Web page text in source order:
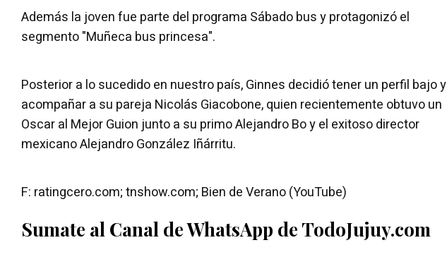
Además la joven fue parte del programa Sábado bus y protagonizó el
segmento "Muñeca bus princesa".
Posterior a lo sucedido en nuestro país, Ginnes decidió tener un perfil bajo y
acompañar a su pareja Nicolás Giacobone, quien recientemente obtuvo un
Oscar al Mejor Guion junto a su primo Alejandro Bo y el exitoso director
mexicano Alejandro González Iñárritu.
F: ratingcero.com; tnshow.com; Bien de Verano (YouTube)
Sumate al Canal de WhatsApp de TodoJujuy.com